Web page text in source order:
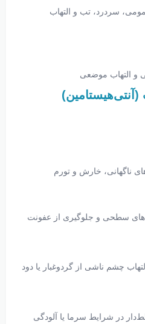
سردرد، تب و التهاب
و التهاب موضعی
ناگهانی، خارش و تورم
سطحی و جلوگیری از عفونت
چشم ناشی از گردوغبار یا دود
در شرایط سرما یا آلودگی